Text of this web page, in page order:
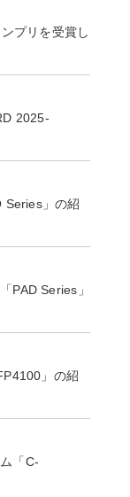
プリを受賞し
2025-
Series」の紹
PAD Series」
」の紹
「C-